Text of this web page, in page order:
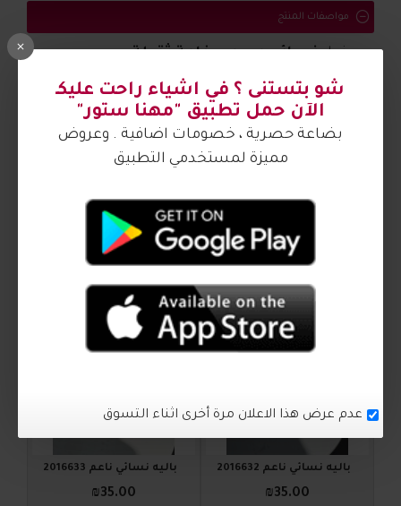
شو بتستنى ؟ في اشياء راحت عليكـ
الآن حمل تطبيق "مهنا ستور"
بضاعة حصرية ، خصومات اضافية . وعروض
مميزة لمستخدمي التطبيق
عدم عرض هذا الاعلان مرة أخرى اثناء التسوق
مواصفات المنتج
صندلنسائي مريح وبخامة ثقيلة
الصورة من تصوير مهنا ستور
كيف اشتري ؟
اكمل اطلالتك
باليه نسائي ناعم 2016632
₪35.00
2016633
باليه نسائي ناعم 2016633
₪35.00